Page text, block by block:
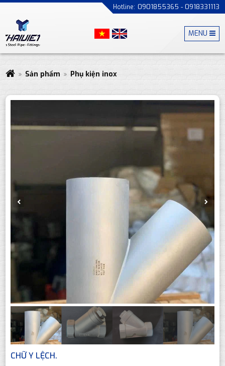
0901855365 - 0918331113
MENU
Sản phẩm Phụ kiện inox
CHỮ Y LỆCH.